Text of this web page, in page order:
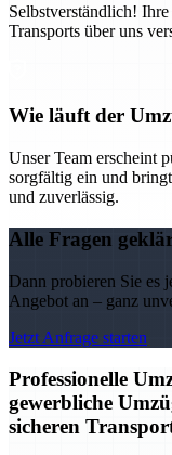
Selbstverständlich!
Transports über uns
Wie läuft der
Unser Team erscheint
sorgfältig ein und
und zuverlässig.
Alle Fragen
Dann probieren Sie es
Angebot an – ganz
Jetzt Anfrage starten
Professionelle
gewerbliche
sicheren